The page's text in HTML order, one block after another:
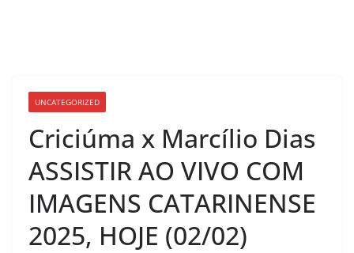
UNCATEGORIZED
Criciúma x Marcílio Dias
ASSISTIR AO VIVO COM
IMAGENS CATARINENSE
2025, HOJE (02/02)